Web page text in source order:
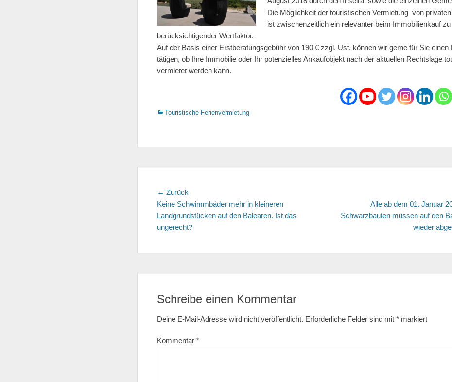
Die Möglichkeit der touristischen Vermietung von
ist zwischenzeitlich ein relevanter beim Immobilienkauf zu
berücksichtigender Wertfaktor.
Auf der Basis einer Erstberatungsgebühr von 190 € zzgl. Ust. können wir gerne für Sie einen
tätigen, ob Ihre Immobilie oder Ihr potenzielles Ankaufobjekt nach der aktuellen Rechtslage
vermietet werden kann.
Kategorien
Touristische Ferienvermietung
Beitragsnavigation
← Zurück
Beitrag:
Keine Schwimmbäder mehr in kleineren
Landgrundstücken auf den Balearen. Ist das
ungerecht?
Alle ab dem 01. Januar
Schwarzbauten müssen auf den
wieder
Schreibe einen Kommentar
Deine E-Mail-Adresse wird nicht veröffentlicht. Erforderliche Felder sind mit * markiert
Kommentar *